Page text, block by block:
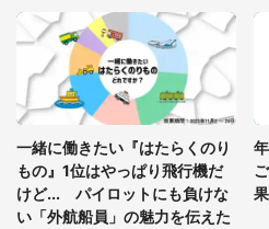
一緒に働きたい『はたらくのり
もの』1位はやっぱり飛行機だ
けど... パイロットにも負けな
い「外航船員」の魅力を伝えた